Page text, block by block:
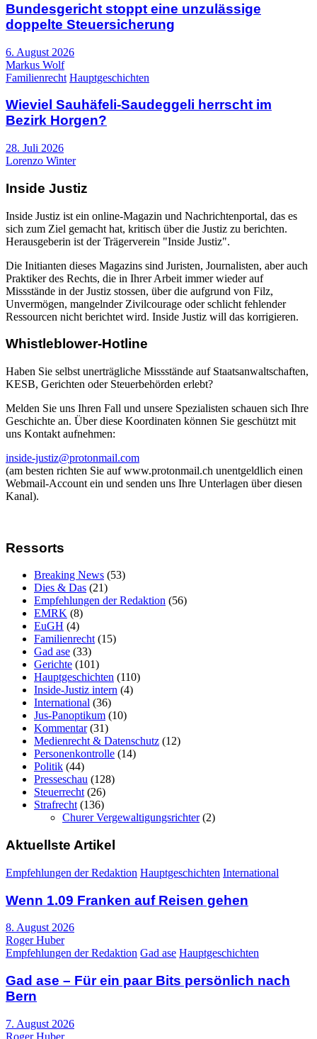
Bundesgericht stoppt eine unzulässige
doppelte Steuersicherung
6. August 2026
Markus Wolf
Familienrecht Hauptgeschichten
Wieviel Sauhäfeli-Saudeggeli herrscht im
Bezirk Horgen?
28. Juli 2026
Lorenzo Winter
Inside Justiz
Inside Justiz ist ein online-Magazin und Nachrichtenportal, das es
sich zum Ziel gemacht hat, kritisch über die Justiz zu berichten.
Herausgeberin ist der Trägerverein "Inside Justiz".
Die Initianten dieses Magazins sind Juristen, Journalisten, aber auch
Praktiker des Rechts, die in Ihrer Arbeit immer wieder auf
Missstände in der Justiz stossen, über die aufgrund von Filz,
Unvermögen, mangelnder Zivilcourage oder schlicht fehlender
Ressourcen nicht berichtet wird. Inside Justiz will das korrigieren.
Whistleblower-Hotline
Haben Sie selbst unerträgliche Missstände auf Staatsanwaltschaften,
KESB, Gerichten oder Steuerbehörden erlebt?
Melden Sie uns Ihren Fall und unsere Spezialisten schauen sich Ihre
Geschichte an. Über diese Koordinaten können Sie geschützt mit
uns Kontakt aufnehmen:
inside-justiz@protonmail.com
(am besten richten Sie auf www.protonmail.ch unentgeldlich einen
Webmail-Account ein und senden uns Ihre Unterlagen über diesen
Kanal).
Ressorts
Breaking News (53)
Dies & Das (21)
Empfehlungen der Redaktion (56)
EMRK (8)
EuGH (4)
Familienrecht (15)
Gad ase (33)
Gerichte (101)
Hauptgeschichten (110)
Inside-Justiz intern (4)
International (36)
Jus-Panoptikum (10)
Kommentar(31)
Medienrecht & Datenschutz (12)
Personenkontrolle (14)
Politik (44)
Presseschau (128)
Steuerrecht (26)
Strafrecht (136)
Churer Vergewaltigungsrichter(2)
Aktuellste Artikel
Empfehlungen der Redaktion Hauptgeschichten International
Wenn 1.09 Franken auf Reisen gehen
8. August 2026
Roger Huber
Empfehlungen der Redaktion Gad ase Hauptgeschichten
Gad ase – Für ein paar Bits persönlich nach
Bern
7. August 2026
Roger Huber